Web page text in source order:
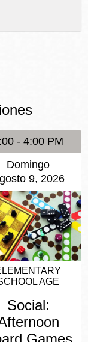
- 4:00 PM
Domingo
9, 2026
AGE
Social: